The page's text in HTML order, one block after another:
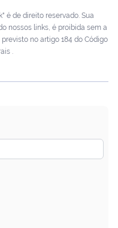
é de direito reservado. Sua
nossos links, é proibida sem a
no artigo 184 do Código